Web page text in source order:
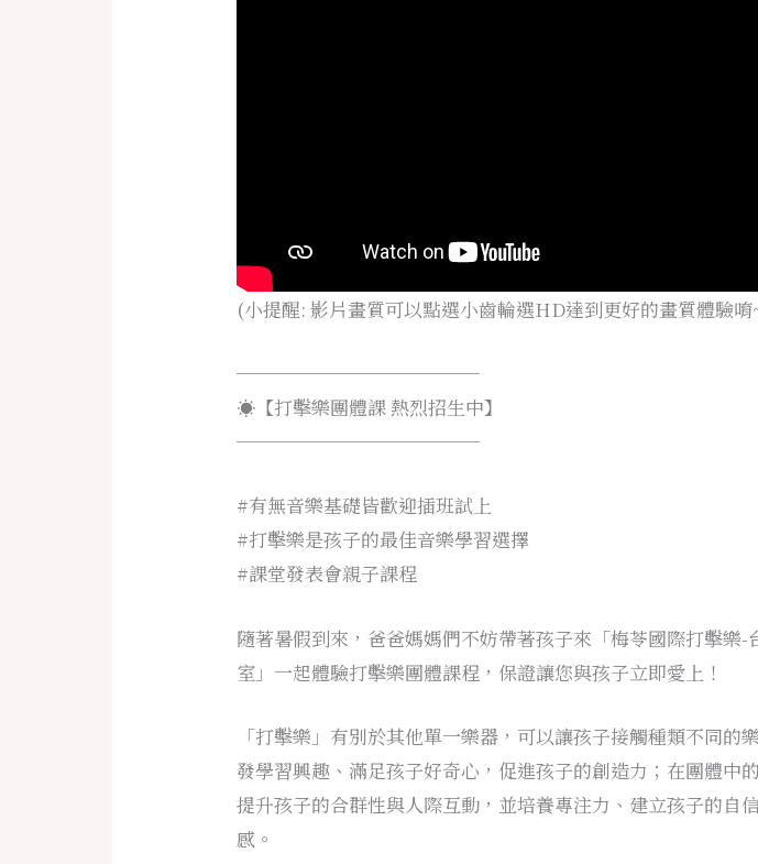
(小提醒: 影片畫質可以點選小齒輪選HD達到更好的畫質體驗唷
─────────────
☀️【打擊樂團體課 熱烈招生中】
─────────────
#有無音樂基礎皆歡迎插班試上
#打擊樂是孩子的最佳音樂學習選擇
#課堂發表會親子課程
隨著暑假到來，爸爸媽媽們不妨帶著孩子來「梅苓國際打擊樂-
室」一起體驗打擊樂團體課程，保證讓您與孩子立即愛上！
「打擊樂」有別於其他單一樂器，可以讓孩子接觸種類不同的
發學習興趣、滿足孩子好奇心，促進孩子的創造力；在團體中
提升孩子的合群性與人際互動，並培養專注力、建立孩子的自
感。